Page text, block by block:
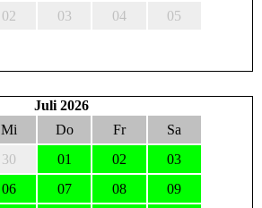
02 03 04 05
Juli 2026
Mi Do Fr
Sa
30 01 02
03
06 07 08
09